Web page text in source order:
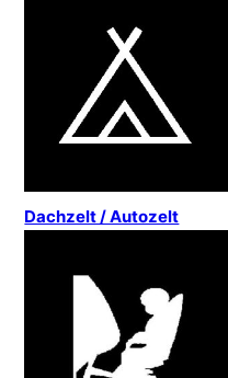
Dachzelt / Autozelt